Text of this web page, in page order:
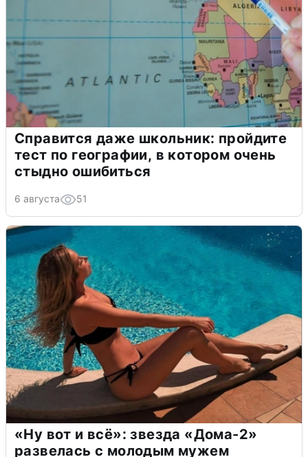
Справится даже школьник: пройдите
тест по географии, в котором очень
стыдно ошибиться
6 августа 51
«Ну вот и всё»: звезда «Дома-2»
развелась с молодым мужем